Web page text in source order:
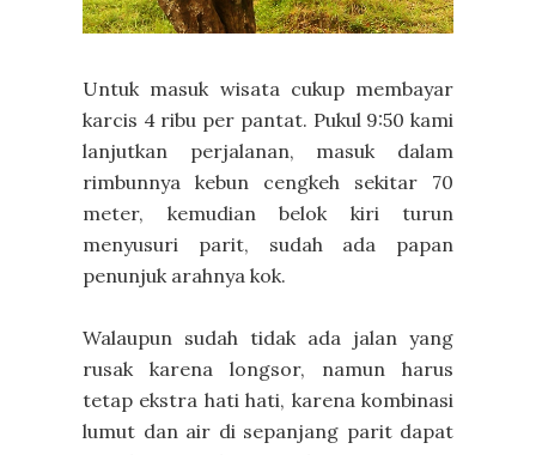
Untuk masuk wisata cukup membayar
karcis 4 ribu per pantat. Pukul 9:50 kami
lanjutkan perjalanan, masuk dalam
rimbunnya kebun cengkeh sekitar 70
meter, kemudian belok kiri turun
menyusuri parit, sudah ada papan
penunjuk arahnya kok.
Walaupun sudah tidak ada jalan yang
rusak karena longsor, namun harus
tetap ekstra hati hati, karena kombinasi
lumut dan air di sepanjang parit dapat